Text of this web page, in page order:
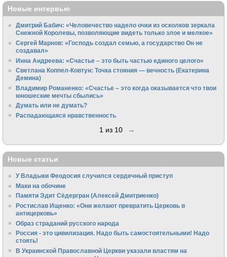
Новые интервью
Дмитрий Бабич: «Человечество надело очки из осколков зеркала
Снежной Королевы, позволяющие видеть только злое и мелкое»
Сергей Марнов: «Господь создал семью, а государство Он не
создавал»
Инна Андреева: «Счастье – это быть частью единого целого»
Светлана Коппел-Ковтун: Точка стояния — вечность (Екатерина
Демина)
Владимир Романенко: «Счастье – это когда оказывается что твои
юношеские мечты сбылись»
Думать или не думать?
Распадающаяся нравственность
1 из 10 →
Новые статьи
У Владыки Феодосия случился сердечный приступ
Маки на обочине
Памяти Эдит Сёдергран (Алексей Дмитриенко)
Ростислав Ищенко: «Они желают превратить Церковь в
антицерковь»
Образ страданий русского народа
Россия - это цивилизация. Надо быть самостоятельными! Надо
стоять!
В Украинской Православной Церкви указали властям на